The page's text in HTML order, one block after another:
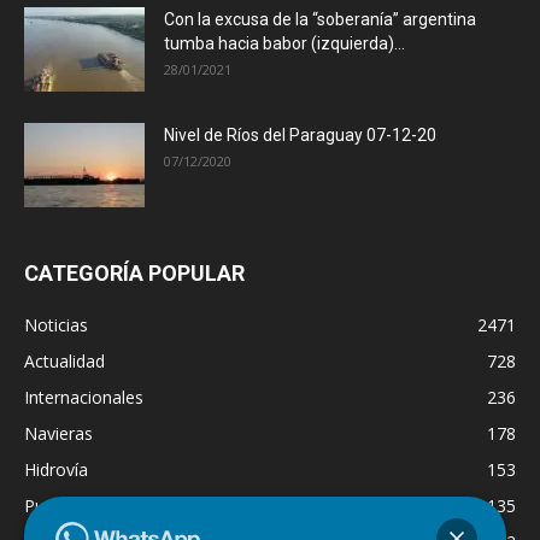
Con la excusa de la “soberanía” argentina
tumba hacia babor (izquierda)...
28/01/2021
Nivel de Ríos del Paraguay 07-12-20
07/12/2020
CATEGORÍA POPULAR
Noticias
2471
Actualidad
728
Internacionales
236
Navieras
178
Hidrovía
153
Puertos
135